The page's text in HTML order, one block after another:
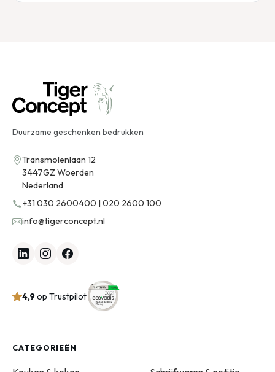
Duurzame geschenken bedrukken
Transmolenlaan 12
3447GZ Woerden
Nederland
+31 030 2600400 | 020 2600 100
info@tigerconcept.nl
4,9op Trustpilot
CATEGORIEËN